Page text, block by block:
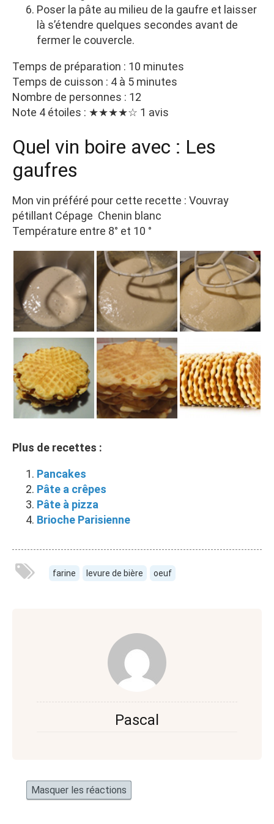
Poser la pâte au milieu de la gaufre et laisser
là s’étendre quelques secondes avant de
fermer le couvercle.
Temps de préparation : 10 minutes
Temps de cuisson : 4 à 5 minutes
Nombre de personnes : 12
Note 4 étoiles : ★★★★☆ 1 avis
Quel vin boire avec : Les
gaufres
Mon vin préféré pour cette recette : Vouvray
pétillant Cépage Chenin blanc
Température entre 8° et 10 °
Plus de recettes :
Pancakes
Pâte a crêpes
Pâte à pizza
Brioche Parisienne
farine levure de bière oeuf
Pascal
Masquer les réactions